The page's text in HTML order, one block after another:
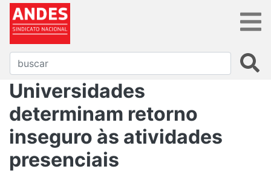
Universidades
determinam retorno
inseguro às atividades
presenciais